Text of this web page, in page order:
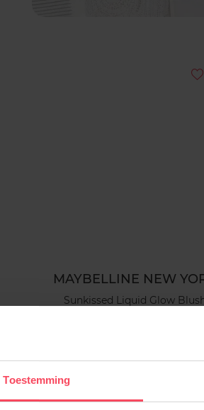
Toestemming
MAYBELLINE NEW
Sunkissed Liquid Glow